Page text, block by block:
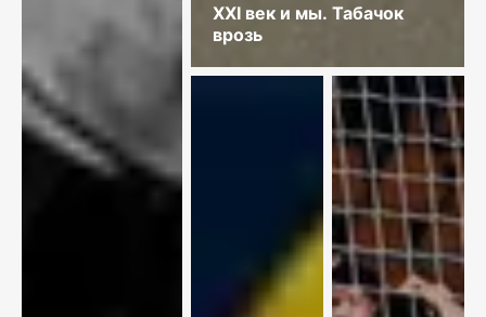
XXI век и мы. Табачок
врозь